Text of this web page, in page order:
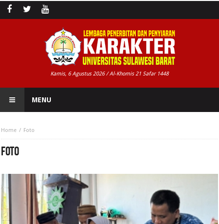
Kamis, 6 Agustus 2026 / Al-Khomis 21 Safar 1448
MENU
Home Foto
FOTO